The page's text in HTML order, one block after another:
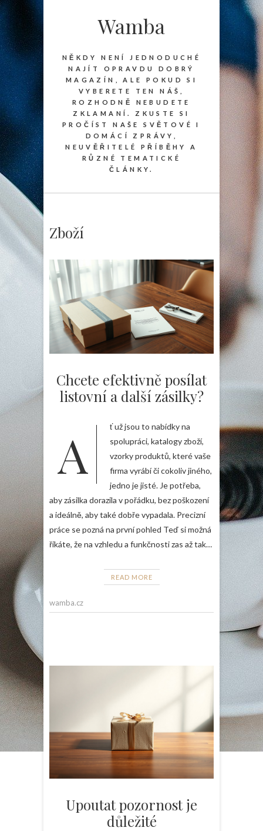
Wamba
NĚKDY NENÍ JEDNODUCHÉ
NAJÍT OPRAVDU DOBRÝ
MAGAZÍN, ALE POKUD SI
VYBERETE TEN NÁŠ,
ROZHODNĚ NEBUDETE
ZKLAMANÍ. ZKUSTE SI
PROČÍST NAŠE SVĚTOVÉ I
DOMÁCÍ ZPRÁVY,
NEUVĚŘITELÉ PŘÍBĚHY A
RŮZNÉ TEMATICKÉ
ČLÁNKY.
Zboží
Chcete efektivně posílat
listovní a další zásilky?
Ať už jsou to nabídky na
spolupráci, katalogy zboží,
vzorky produktů, které vaše
firma vyrábí či cokoliv jiného,
jedno je jisté. Je potřeba,
aby zásilka dorazila v pořádku, bez poškození
a ideálně, aby také dobře vypadala. Precizní
práce se pozná na první pohled Teď si možná
říkáte, že na vzhledu a funkčnosti zas až tak…
READ MORE
wamba.cz
Upoutat pozornost je
důležité